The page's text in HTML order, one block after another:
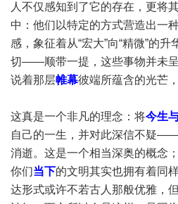
人不仅感知到了它的存在，更将
中：他们以特定的方式营造出一
感，象征着从“宏大”向“精微”的
切——顺带一提，这些事物并未
说着那层帷幕彼端所蕴含的光芒
这真是一个非凡的理念：将今生
自己的一生，并对此深信不疑
消逝。这是一个相当深奥的概念
你们当下的文明其实也拥有着同
达形式或许不若古人那般优雅，